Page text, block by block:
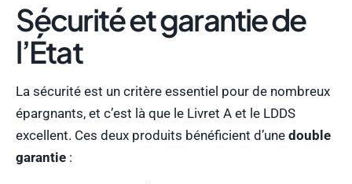
Sécurité et garantie de
l’État
La sécurité est un critère essentiel pour de nombreux
épargnants, et c’est là que le Livret A et le LDDS
excellent. Ces deux produits bénéficient d’une double
garantie :